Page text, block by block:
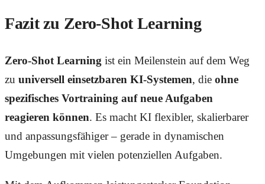
Fazit zu Zero-Shot Learning
Zero-Shot Learning ist ein Meilenstein auf dem Weg
zu universell einsetzbaren KI-Systemen, die ohne
spezifisches Vortraining auf neue Aufgaben
reagieren können. Es macht KI flexibler, skalierbarer
und anpassungsfähiger – gerade in dynamischen
Umgebungen mit vielen potenziellen Aufgaben.